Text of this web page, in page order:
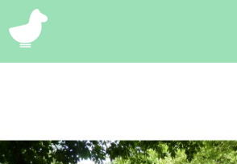
Eintragen